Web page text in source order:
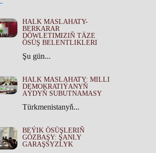
HALK MASLAHATY-
BERKARAR
DÖWLETIMIZIŇ TÄZE
ÖSÜŞ BELENTLIKLERI
Şu gün...
HALK MASLAHATY: MILLI
DEMOKRATIÝANYŇ
AÝDYŇ SUBUTNAMASY
Türkmenistanyň...
BEÝIK ÖSÜŞLERIŇ
GÖZBAŞY: ŞANLY
GARAŞSYZLYK